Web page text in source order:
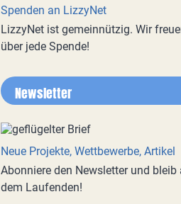
Spenden an LizzyNet
LizzyNet ist gemeinnützig. Wir
über jede Spende!
Newsletter
Neue Projekte, Wettbewerbe, Artikel
Abonniere den Newsletter und bleib
dem Laufenden!